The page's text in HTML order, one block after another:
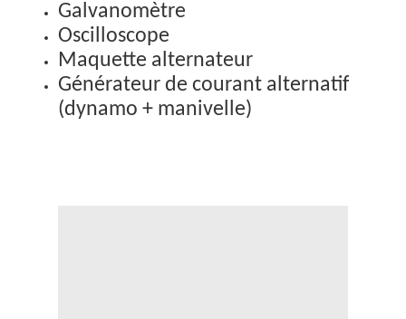
Galvanomètre
Oscilloscope
Maquette alternateur
Générateur de courant alternatif
(dynamo + manivelle)